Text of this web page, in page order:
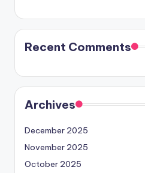
Recent Comments
Archives
December 2025
November 2025
October 2025